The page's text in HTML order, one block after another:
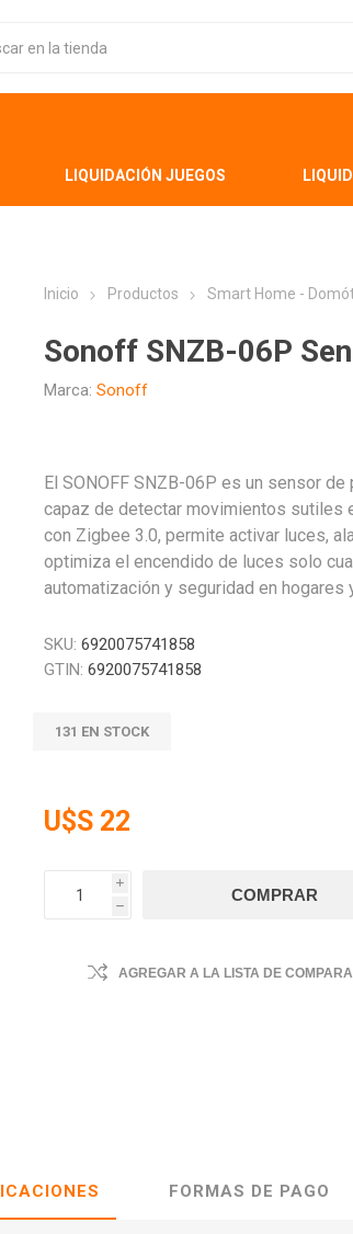
LIQUIDACIÓN JUEGOS
Inicio Productos Smart Home -
Sonoff SNZB-06P
Marca: Sonoff
El SONOFF SNZB-06P es un sensor
capaz de detectar movimientos sutiles
con Zigbee 3.0, permite activar luces,
optimiza el encendido de luces solo
automatización y seguridad en
SKU: 6920075741858
GTIN: 6920075741858
131 EN STOCK
U$S 22
i
h
AGREGAR A LA LISTA DE
FORMAS DE PAGO